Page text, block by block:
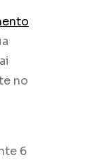
no
6